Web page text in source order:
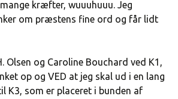
kræfter, wuuuhuuu. Jeg
om præstens fine ord og får lidt
Olsen og Caroline Bouchard ved K1,
op og VED at jeg skal ud i en lang
K3, som er placeret i bunden af